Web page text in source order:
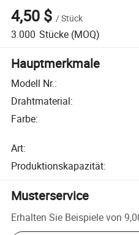
4,50 $ /Stück
3.000 Stücke (MOQ)
Hauptmerkmale
Modell Nr.:
Drahtmaterial:
Farbe:
Art:
Produktionskapazität:
Musterservice
Erhalten Sie Beispiele von